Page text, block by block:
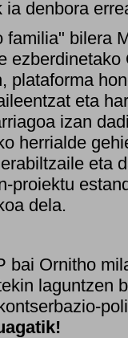
ia denbora
familia" bilera
plataforma
eta
izan
herrialde
eta
proiektu
dela.
bai Ornitho
laguntzen